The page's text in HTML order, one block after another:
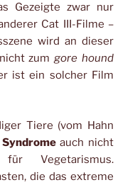
Gezeigte zwar nur
Cat III-Filme –
wird an dieser
zumgore hound
ist ein solcher Film
Tiere (vom Hahn
auch nicht
Vegetarismus.
die das extreme